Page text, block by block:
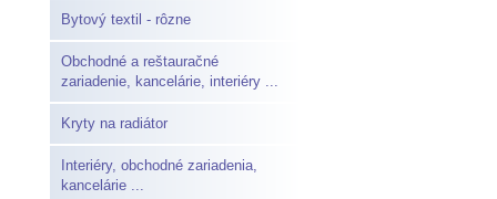
Bytový textil - rôzne
Obchodné a reštauračné
zariadenie, kancelárie, interiéry ...
Kryty na radiátor
Interiéry, obchodné zariadenia,
kancelárie ...